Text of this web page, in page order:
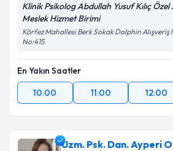
Klinik Psikolog Abdullah Yusuf Kılıç Özel
Meslek Hizmet Birimi
Körfez Mahallesi Berk Sokak Dolphin Alışveriş
No:415
En Yakın Saatler
10:00
11:00 12:00
Uzm. Psk. Dan. Ayperi